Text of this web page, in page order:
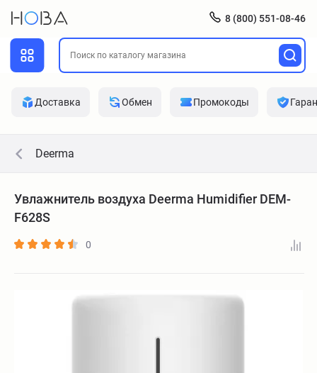
8 (800) 551-08-46
Доставка Обмен Промокоды
Deerma
Увлажнитель воздуха Deerma Humidifier DEM-
F628S
0